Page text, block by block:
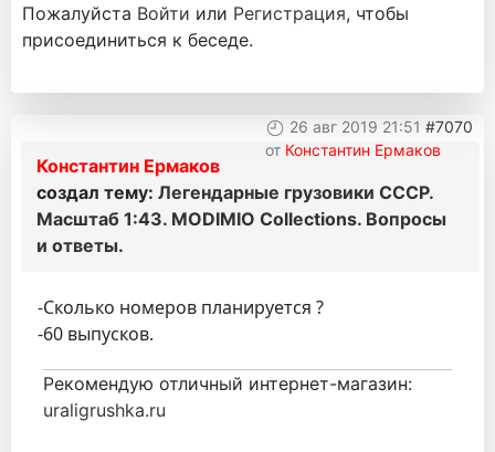
Пожалуйста Войти или Регистрация, чтобы
присоединиться к беседе.
26 авг 2019 21:51 #7070
от Константин Ермаков
Константин Ермаков
создал тему: Легендарные грузовики СССР.
Масштаб 1:43. MODIMIO Collections. Вопросы
и ответы.
-Сколько номеров планируется ?
-60 выпусков.
Рекомендую отличный интернет-магазин:
uraligrushka.ru